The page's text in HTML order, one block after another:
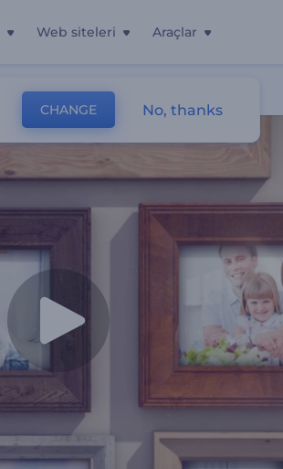
Web siteleri Araçlar
CHANGE No, thanks